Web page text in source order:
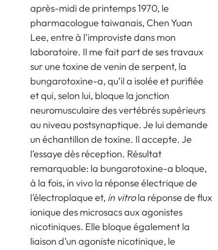
après-midi de printemps 1970, le
pharmacologue taiwanais, Chen Yuan
Lee, entre à l’improviste dans mon
laboratoire. Il me fait part de ses travaux
sur une toxine de venin de serpent, la
bungarotoxine-a, qu’il a isolée et purifiée
et qui, selon lui, bloque la jonction
neuromusculaire des vertébrés supérieurs
au niveau postsynaptique. Je lui demande
un échantillon de toxine. Il accepte. Je
l’essaye dès réception. Résultat
remarquable: la bungarotoxine-a bloque,
à la fois, in vivo la réponse électrique de
l’électroplaque et, in vitrola réponse de flux
ionique des microsacs aux agonistes
nicotiniques. Elle bloque également la
liaison d’un agoniste nicotinique, le